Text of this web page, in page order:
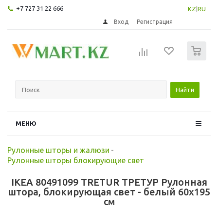
+7 727 31 22 666 KZ RU
Вход Регистрация
Найти
МЕНЮ
Рулонные шторы и жалюзи -
Рулонные шторы блокирующие свет
IKEA 80491099 TRETUR ТРЕТУР Рулонная
штора, блокирующая свет - белый 60x195
см